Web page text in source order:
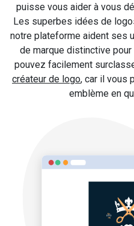
puisse vous aider à vous
Les superbes idées de
notre plateforme aident ses
de marque distinctive
pouvez facilement
créateur de logo, car il vous
emblème en